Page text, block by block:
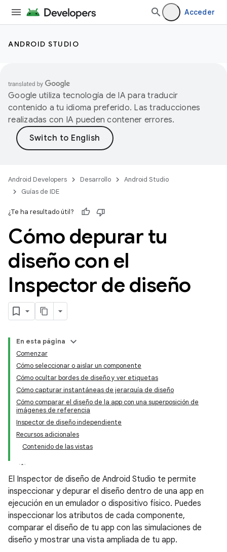
Acceder
ANDROID STUDIO
Google utiliza tecnología de IA para traducir
contenido a tu idioma preferido. Las traducciones
realizadas con IA pueden contener errores.
Android Developers Desarrollo
Android Studio
Guías de IDE
¿Te ha resultado útil?
Cómo depurar tu
diseño con el
Inspector de diseño
En esta página
Comenzar
Cómo seleccionar o aislar un componente
Cómo ocultar bordes de diseño y ver etiquetas
Cómo capturar instantáneas de jerarquía de diseño
Cómo comparar el diseño de la app con una superposición de
imágenes de referencia
Inspector de diseño independiente
Recursos adicionales
Contenido de las vistas
El Inspector de diseño de Android Studio te permite
inspeccionar y depurar el diseño dentro de una app en
ejecución en un emulador o dispositivo físico. Puedes
inspeccionar los atributos de cada componente,
comparar el diseño de tu app con las simulaciones de
diseño y mostrar una vista ampliada de tu app.